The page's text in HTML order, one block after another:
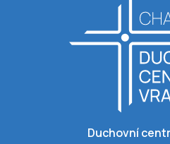
Duchovní